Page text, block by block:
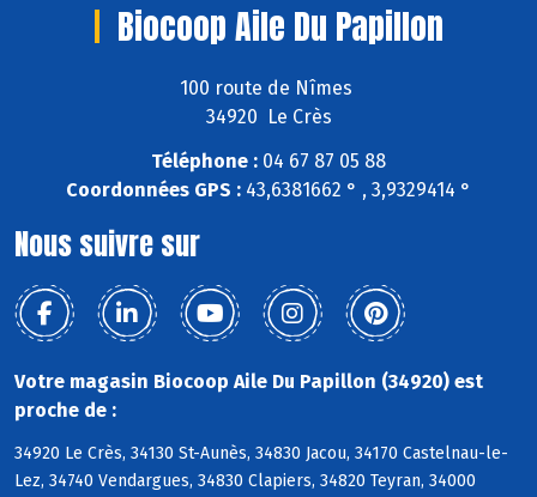
Biocoop Aile Du Papillon
100 route de Nîmes
34920 Le Crès
Téléphone : 04 67 87 05 88
Coordonnées GPS : 43,6381662 ° , 3,9329414 °
Nous suivre sur
Votre magasin Biocoop Aile Du Papillon (34920) est
proche de :
34920 Le Crès, 34130 St-Aunès, 34830 Jacou, 34170 Castelnau-le-
Lez, 34740 Vendargues, 34830 Clapiers, 34820 Teyran, 34000